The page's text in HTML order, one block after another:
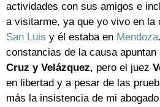
actividades con sus amigos e
a visitarme, ya que yo vivo en la
San Luis y él estaba en Mendoza
constancias de la causa
Cruz y Velázquez, pero el juez
en libertad y a pesar de las
más la insistencia de mi abogado